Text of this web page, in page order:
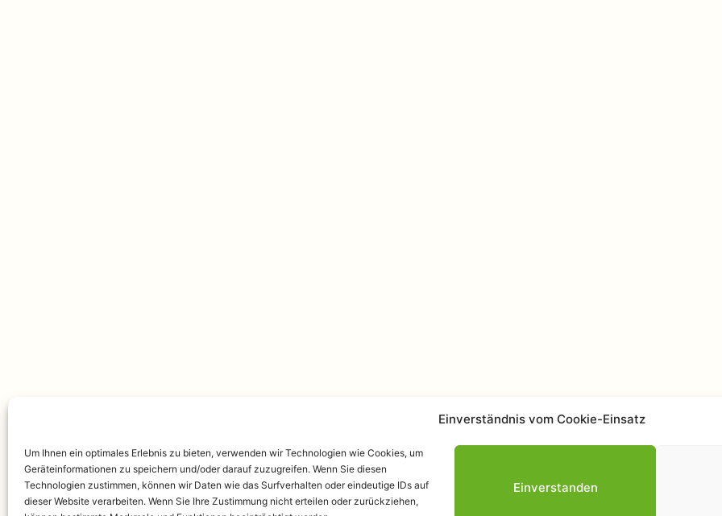
Einverständnis vom Cookie-Einsatz
Um Ihnen ein optimales Erlebnis zu bieten, verwenden wir Technologien wie Cookies, um
Geräteinformationen zu speichern und/oder darauf zuzugreifen. Wenn Sie diesen
Technologien zustimmen, können wir Daten wie das Surfverhalten oder eindeutige IDs auf
dieser Website verarbeiten. Wenn Sie Ihre Zustimmung nicht erteilen oder zurückziehen,
Einverstanden